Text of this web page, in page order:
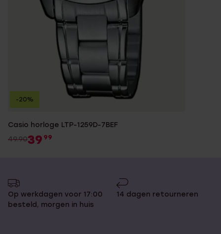
Casio horloge LTP-1259D-7BEF
49.9039 99
-20%
Op werkdagen voor 17:00
besteld, morgen in huis
14 dagen retourneren